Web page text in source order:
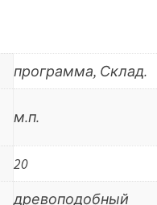
программа, Склад.
м.п.
20
древоподобный